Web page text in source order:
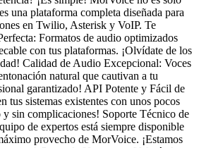
una plataforma completa diseñada para
en Twilio, Asterisk y VoIP. Te
Formatos de audio optimizados
con tus plataformas. ¡Olvídate de los
Calidad de Audio Excepcional: Voces
natural que cautivan a tu
garantizado! API Potente y Fácil de
tus sistemas existentes con unos pocos
sin complicaciones! Soporte Técnico de
de expertos está siempre disponible
provecho de MorVoice. ¡Estamos